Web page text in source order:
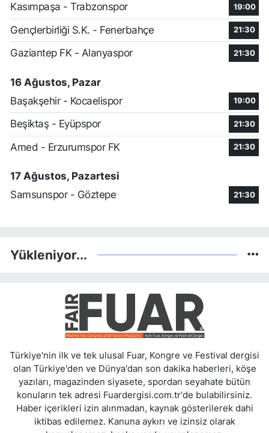
Kasımpaşa - Trabzonspor 19:00
Gençlerbirliği S.K. - Fenerbahçe 21:30
Gaziantep FK - Alanyaspor 21:30
16 Ağustos, Pazar
Başakşehir - Kocaelispor
19:00
Beşiktaş - Eyüpspor 21:30
Amed - Erzurumspor FK 21:30
17 Ağustos, Pazartesi
Samsunspor - Göztepe
21:30
Yükleniyor...
Türkiye'nin ilk ve tek ulusal Fuar, Kongre ve Festival dergisi
olan Türkiye'den ve Dünya'dan son dakika haberleri, köşe
yazıları, magazinden siyasete, spordan seyahate bütün
konuların tek adresi Fuardergisi.com.tr'de bulabilirsiniz.
Haber içerikleri izin alınmadan, kaynak gösterilerek dahi
iktibas edilemez. Kanuna aykırı ve izinsiz olarak